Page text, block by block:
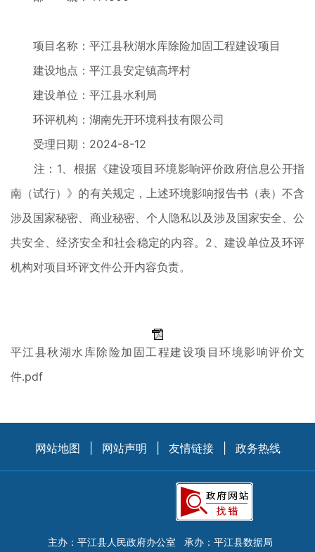
项目名称：平江县秋湖水库除险加固工程建设项目
建设地点：平江县安定镇高坪村
建设单位：平江县水利局
环评机构：湖南先开环境科技有限公司
受理日期：2024-8-12
注：1、根据《建设项目环境影响评价政府信息公开指
南（试行）》的有关规定，上述环境影响报告书（表）不含
涉及国家秘密、商业秘密、个人隐私以及涉及国家安全、公
共安全、经济安全和社会稳定的内容。2、建设单位及环评
机构对项目环评文件公开内容负责。
平江县秋湖水库除险加固工程建设项目环境影响评价文
件.pdf
网站地图 网站声明 友情链接 政务热线
主办：平江县人民政府办公室 承办：平江县数据局